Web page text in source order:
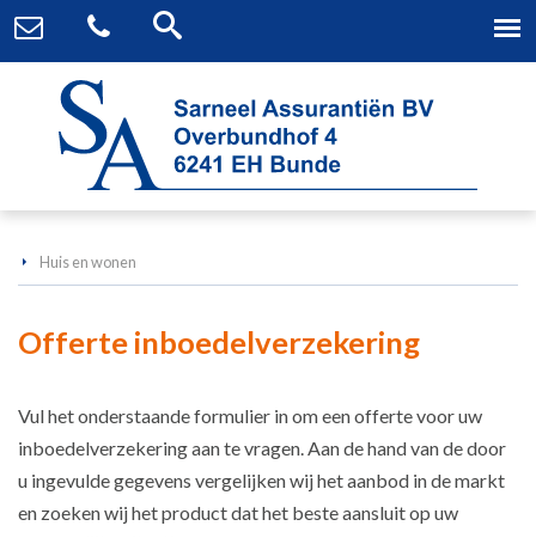
Huis en wonen
Offerte inboedelverzekering
Vul het onderstaande formulier in om een offerte voor uw
inboedelverzekering aan te vragen. Aan de hand van de door
u ingevulde gegevens vergelijken wij het aanbod in de markt
en zoeken wij het product dat het beste aansluit op uw